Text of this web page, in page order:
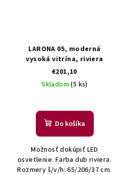
LARONA 05, moderná
vysoká vitrína, riviera
€201,10
Skladom(5 ks)
Do košíka
Možnosť dokúpiť LED
osvetlenie. Farba dub riviera.
Rozmery š/v/h: 65/206/37 cm.